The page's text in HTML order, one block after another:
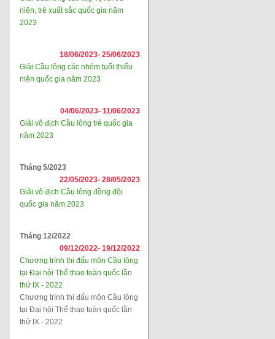
niên, trẻ xuất sắc quốc gia năm
2023
18/06/2023- 25/06/2023
Giải Cầu lông các nhóm tuổi thiếu
niên quốc gia năm 2023
04/06/2023- 11/06/2023
Giải vô địch Cầu lông trẻ quốc gia
năm 2023
Tháng 5/2023
22/05/2023- 28/05/2023
Giải vô địch Cầu lông đồng đội
quốc gia năm 2023
Tháng 12/2022
09/12/2022- 19/12/2022
Chương trình thi đấu môn Cầu lông
tại Đại hội Thể thao toàn quốc lần
thứ IX - 2022
Chương trình thi đấu môn Cầu lông
tại Đại hội Thể thao toàn quốc lần
thứ IX - 2022